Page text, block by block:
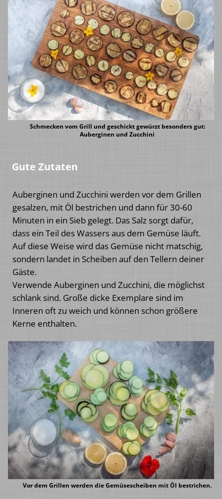
Schmecken vom Grill und geschickt gewürzt besonders gut:
Auberginen und Zucchini
Gute Zutaten
Auberginen und Zucchini werden vor dem Grillen
gesalzen, mit Öl bestrichen und dann für 30-60
Minuten in ein Sieb gelegt. Das Salz sorgt dafür,
dass ein Teil des Wassers aus dem Gemüse läuft.
Auf diese Weise wird das Gemüse nicht matschig,
sondern landet in Scheiben auf den Tellern deiner
Gäste.
Verwende Auberginen und Zucchini, die möglichst
schlank sind. Große dicke Exemplare sind im
Inneren oft zu weich und können schon größere
Kerne enthalten.
Vor dem Grillen werden die Gemüsescheiben mit Öl bestrichen.